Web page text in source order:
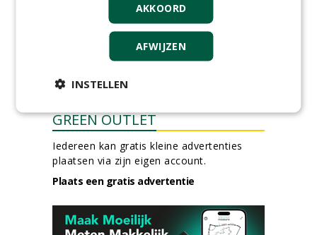
GREEN OUTLET
Iedereen kan gratis kleine advertenties
plaatsen via zijn eigen account.
Plaats een gratis advertentie
AKKOORD
AFWIJZEN
INSTELLEN